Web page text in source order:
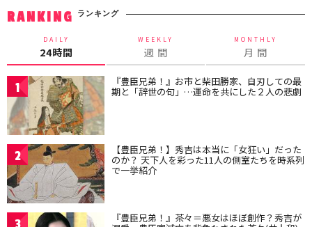
RANKING ランキング
DAILY
24時間
WEEKLY
週 間
MONTHLY
月 間
1 『豊臣兄弟！』お市と柴田勝家、自刃しての最
期と「辞世の句」…運命を共にした２人の悲劇
2 【豊臣兄弟！】秀吉は本当に「女狂い」だった
のか？ 天下人を彩った11人の側室たちを時系列
で一挙紹介
『豊臣兄弟！』茶々＝悪女はほぼ創作？秀吉が